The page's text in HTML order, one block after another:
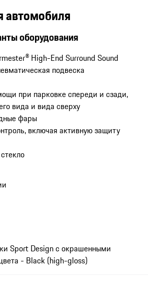
автомобиля
оборудования
High-End Surround Sound
подвеска
при парковке спереди и сзади,
вида и вида сверху
фары
включая активную защиту
Sport Design с окрашенными
- Black (high-gloss)